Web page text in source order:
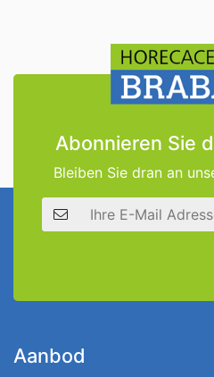
Abonnieren Sie
Bleiben Sie dran an
E-Mail Adresse
Aanbod